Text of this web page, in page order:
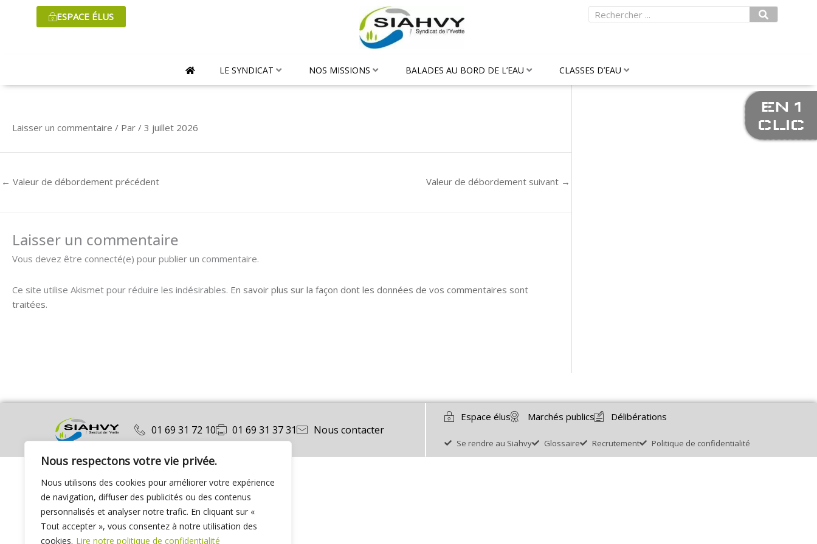
Nous respectons votre vie privée.
Nous utilisons des cookies pour améliorer votre expérience
de navigation, diffuser des publicités ou des contenus
personnalisés et analyser notre trafic. En cliquant sur «
Tout accepter », vous consentez à notre utilisation des
cookies. Lire notre politique de confidentialité
ESPACE ÉLUS Rechercher
LE SYNDICAT NOS MISSIONS BALADES AU BORD DE L’EAU CLASSES D’EAU
Laisser un commentaire / Par / 3 juillet 2026
← Valeur de débordement précédent Valeur de débordement suivant →
Laisser un commentaire
Vous devez être connecté(e) pour publier un commentaire.
Ce site utilise Akismet pour réduire les indésirables. En savoir plus sur la façon dont les données de vos commentaires sont
traitées.
01 69 31 72 10 01 69 31 37 31 Nous contacter
Espace élus Marchés publics Délibérations
Se rendre au Siahvy Glossaire Recrutement Politique de confidentialité
EN 1
CLIC